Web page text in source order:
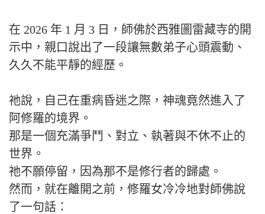
在 2026 年 1 月 3 日，師佛於西雅圖雷藏寺的開
示中，親口說出了一段讓無數弟子心頭震動、
久久不能平靜的經歷。
祂說，自己在重病昏迷之際，神魂竟然進入了
阿修羅的境界。
那是一個充滿爭鬥、對立、執著與不休不止的
世界。
祂不願停留，因為那不是修行者的歸處。
然而，就在離開之前，修羅女冷冷地對師佛說
了一句話：